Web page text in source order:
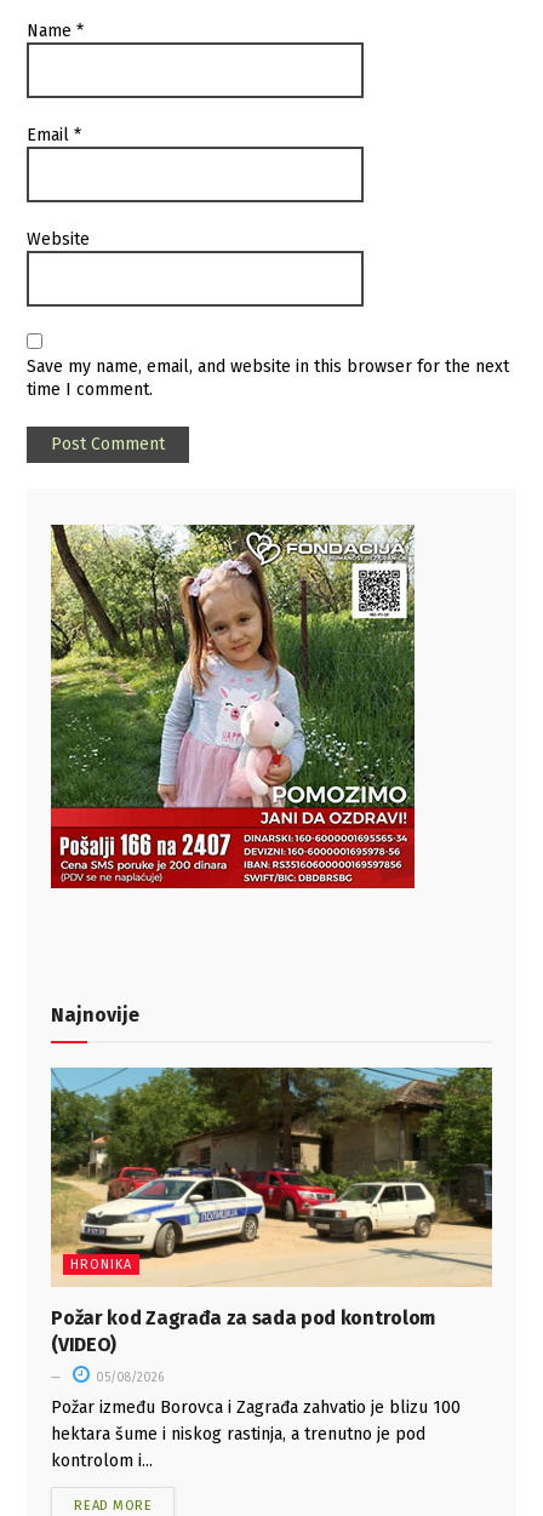
Name*
Email*
Website
Save my name, email, and website in this browser for the next
time I comment.
Najnovije
HRONIKA
Požar kod Zagrađa za sada pod kontrolom
(VIDEO)
05/08/2026
Požar između Borovca i Zagrađa zahvatio je blizu 100
hektara šume i niskog rastinja, a trenutno je pod
kontrolom i...
READ MORE